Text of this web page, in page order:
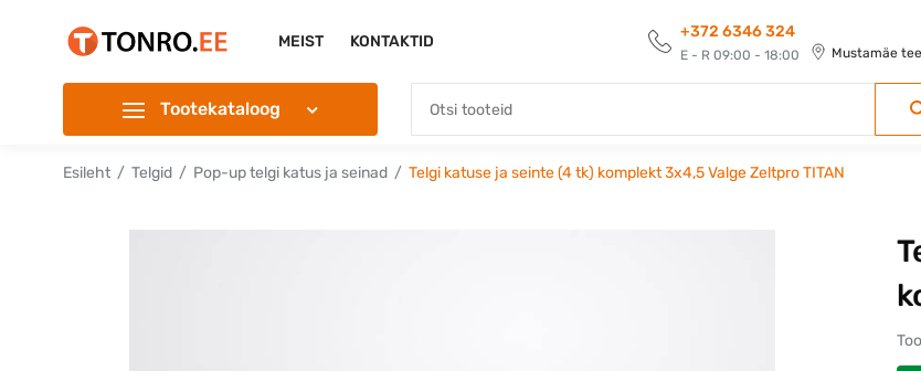
MEIST KONTAKTID
+372 6346 324
E - R 09:00 - 18:00 Mustamäe
Tootekataloog
Esileht Telgid Pop-up telgi katus ja seinad Telgi katuse ja seinte (4 tk) komplekt 3x4,5 Valge Zeltpro TITAN